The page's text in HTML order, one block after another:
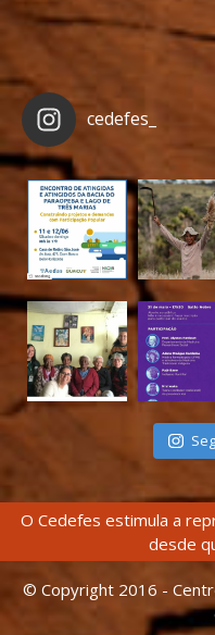
cedefes_
O Cedefes estimula a
desde
© Copyright 2016 -